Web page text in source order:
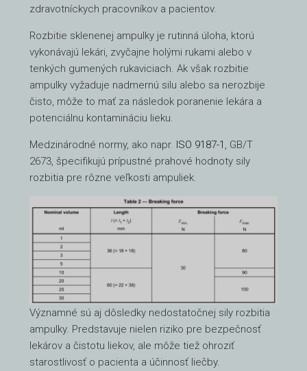
zdravotníckych pracovníkov a pacientov.
Rozbitie sklenenej ampulky je rutinná úloha, ktorú
vykonávajú lekári, zvyčajne holými rukami alebo v
tenkých gumených rukaviciach. Ak však rozbitie
ampulky vyžaduje nadmernú silu alebo sa nerozbije
čisto, môže to mať za následok poranenie lekára a
potenciálnu kontamináciu lieku.
Medzinárodné normy, ako napr. ISO 9187-1 , GB/T
2673, špecifikujú prípustné prahové hodnoty sily
rozbitia pre rôzne veľkosti ampuliek.
Významné sú aj dôsledky nedostatočnej sily rozbitia
ampulky. Predstavuje nielen riziko pre bezpečnosť
lekárov a čistotu liekov, ale môže tiež ohroziť
starostlivosť o pacienta a účinnosť liečby.